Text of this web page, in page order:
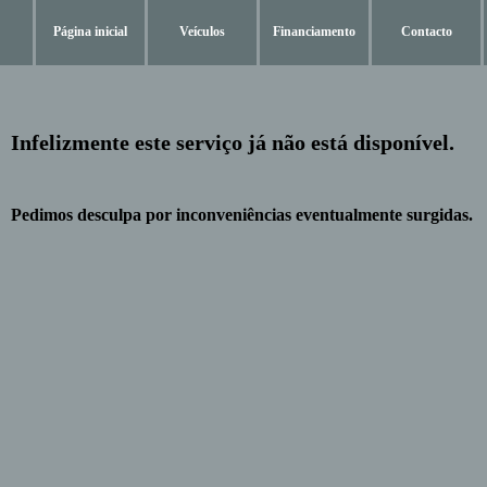
Página inicial Veículos Financiamento Contacto
Infelizmente este serviço já não está disponível.
Pedimos desculpa por inconveniências eventualmente surgidas.